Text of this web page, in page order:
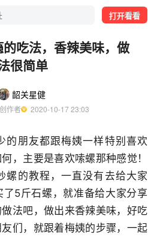
打开看看
吃法，香辣美味，做
很简单
韶关星健
作者
  2020-10-17 23:03
的朋友都跟梅姨一样特别喜欢
，主要是喜欢嗦螺那种感觉！
螺的教程，一直没有去给大家
5斤石螺，就准备给大家分享
法吧，做出来香辣美味，好吃
们，就跟着梅姨的步骤，一起